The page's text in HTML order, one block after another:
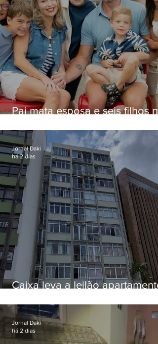
Pai mata esposa e seis filhos
Caixa leva a leilão apartamento
Botafogo
Jornal Daki
há 2 dias
Jornal Daki
há 2 dias